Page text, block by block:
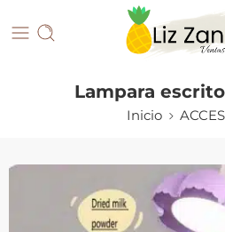
Lampara
Inicio